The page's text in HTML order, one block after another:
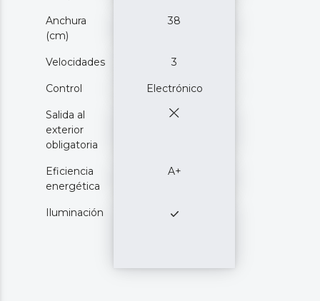
Anchura
(cm)
38
Velocidades 3
Control Electrónico
Salida al
exterior
obligatoria
Eficiencia
energética
A+
Iluminación